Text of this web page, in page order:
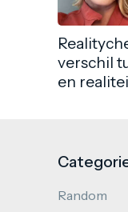
verschil
en
Random